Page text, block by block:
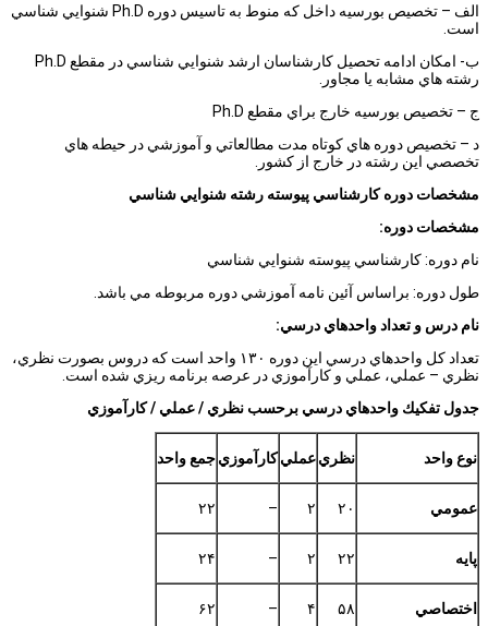
الف – تخصيص بورسيه داخل كه منوط به تاسيس دوره Ph.D شنوايي شناسي
است.
ب- امكان ادامه تحصيل كارشناسان ارشد شنوايي شناسي در مقطع Ph.D
رشته هاي مشابه يا مجاور.
ج – تخصيص بورسيه خارج براي مقطع Ph.D
د – تخصيص دوره هاي كوتاه مدت مطالعاتي و آموزشي در حيطه هاي
تخصصي اين رشته در خارج از كشور.
مشخصات دوره كارشناسي پيوسته رشته شنوايي شناسي
مشخصات دوره:
نام دوره: كارشناسي پيوسته شنوايي شناسي
طول دوره: براساس آئين نامه آموزشي دوره مربوطه مي باشد.
نام درس و تعداد واحدهاي درسي:
تعداد كل واحدهاي درسي اين دوره ۱۳۰ واحد است كه دروس بصورت نظري،
نظري – عملي، عملي و كارآموزي در عرصه برنامه ريزي شده است.
جدول تفكيك واحدهاي درسي برحسب نظري / عملي / كارآموزي
نوع واحد نظريعمليكارآموزيجمع واحد
عمومي ۲۰ ۲ – ۲۲
پايه ۲۲ ۲ – ۲۴
اختصاصي ۵۸ ۴ – ۶۲